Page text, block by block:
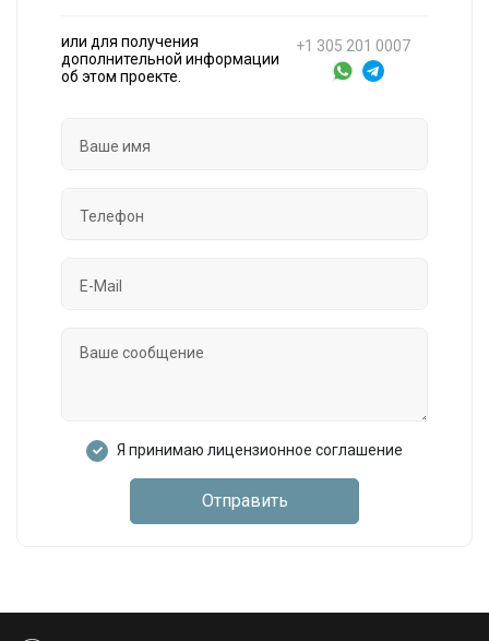
или для получения
дополнительной информации
об этом проекте.
+1 305 201 0007
Я принимаю лицензионное соглашение
Отправить